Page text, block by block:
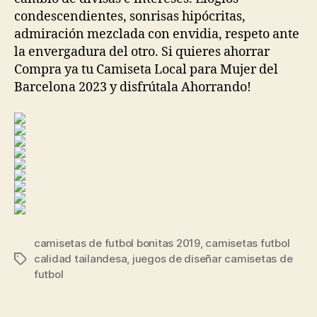
condescendientes, sonrisas hipócritas,
admiración mezclada con envidia, respeto ante
la envergadura del otro. Si quieres ahorrar
Compra ya tu Camiseta Local para Mujer del
Barcelona 2023 y disfrútala Ahorrando!
Etiquetas
camisetas de futbol bonitas 2019, camisetas futbol
calidad tailandesa juegos de diseñar camisetas de
futbol